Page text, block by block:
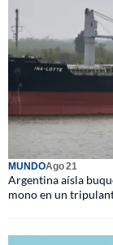
MUNDOAgo 21
Argentina aísla
mono en un